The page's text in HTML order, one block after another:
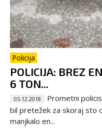
Policija
POLICIJA: BREZ
6 TON...
05.12.2018
Prometni
bil pretežek za skoraj sto
manjkalo en...